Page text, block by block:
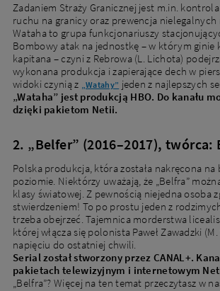
Zadaniem Straży Granicznej jest m.in.
ruchu na granicy oraz prewencja nielegalnych
Wataha to grupa funkcjonariuszy
Bombowy atak na jednostkę – w którym ginie
kapitana – czyni z Rebrowa (L. Lichota)
wykonana produkcja i zapierające dech w
widoki czynią z „Watahy” jeden z najlepszych
„Wataha” jest produkcją HBO. Do kanału
dzięki pakietom Netii.
2. „Belfer” (2016–2017), twórca:
Polska produkcja, która została nakręcona na
poziomie. Niektórzy uważają, że „Belfra”
klasy światowej. Z pewnością niejedna osoba
stwierdzeniem! To po prostu jeden z
trzeba obejrzeć. Tajemnica morderstwa
której włącza się polonista Paweł Zawadzki
napięciu do ostatniej chwili.
Serial został stworzony przez CANAL+.
pakietach telewizyjnym i internetowym
„Belfra”? Więcej na ten temat przeczytasz w